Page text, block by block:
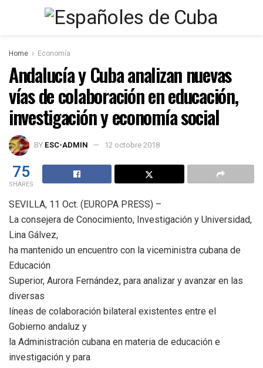
Home Economía
Andalucía y Cuba analizan nuevas
vías de colaboración en educación,
investigación y economía social
BY ESC-ADMIN 12 octobre 2018
75
SHARES
SEVILLA, 11 Oct. (EUROPA PRESS) –
La consejera de Conocimiento, Investigación y Universidad,
Lina Gálvez,
ha mantenido un encuentro con la viceministra cubana de
Educación
Superior, Aurora Fernández, para analizar y avanzar en las
diversas
líneas de colaboración bilateral existentes entre el
Gobierno andaluz y
la Administración cubana en materia de educación e
investigación y para